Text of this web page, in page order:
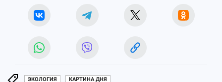
ЭКОЛОГИЯ КАРТИНА ДНЯ